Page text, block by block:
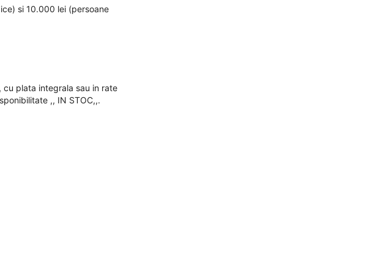
si 10.000 lei (persoane
cu plata integrala sau in rate
,, IN STOC,,.